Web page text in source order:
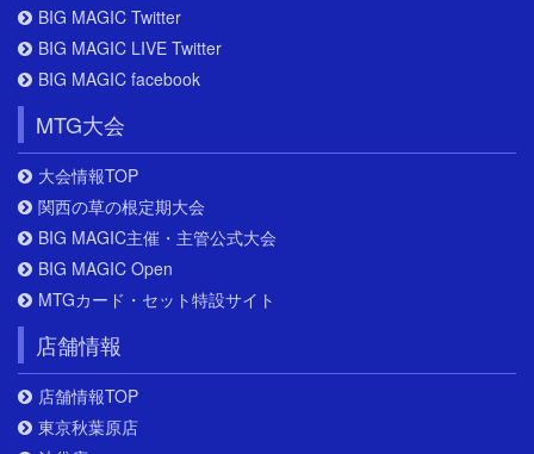
BIG MAGIC Twitter
BIG MAGIC LIVE Twitter
BIG MAGIC facebook
MTG大会
大会情報TOP
関西の草の根定期大会
BIG MAGIC主催・主管公式大会
BIG MAGIC Open
MTGカード・セット特設サイト
店舗情報
店舗情報TOP
東京秋葉原店